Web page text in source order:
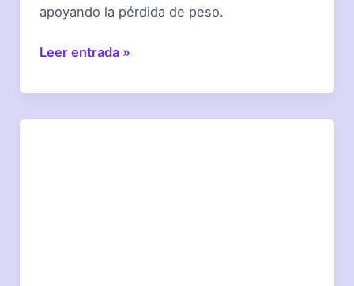
apoyando la pérdida de peso.
¿Cómo
bebidas
azucaradas
Leer entrada »